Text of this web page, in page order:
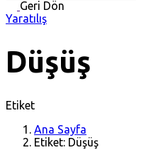
Geri Dön
Yaratılış
Düşüş
Etiket
Ana Sayfa
Etiket: Düşüş